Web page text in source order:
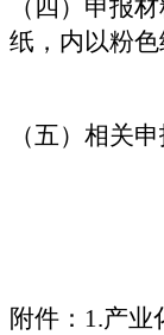
（四）申报
纸，内以粉
（五）相关
附件：1.产业